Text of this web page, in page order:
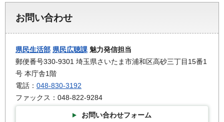
お問い合わせ
県民生活部 県民広聴課 魅力発信担当
郵便番号330-9301 埼玉県さいたま市浦和区高砂三丁目15番1
号 本庁舎1階
電話： 048-830-3192
ファックス：048-822-9284
お問い合わせフォーム